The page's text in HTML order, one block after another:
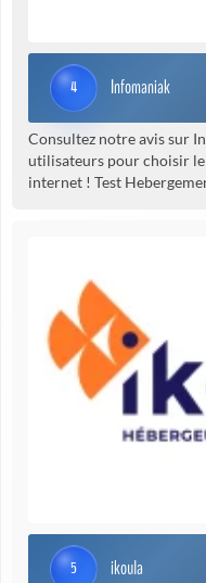
4 Infomaniak
Consultez notre avis sur
utilisateurs pour choisir
internet ! Test
5 ikoula